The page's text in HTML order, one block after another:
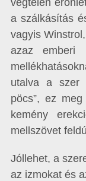
végtelen
a szálkásítás
vagyis
azaz emberi
utalva a szer
pöcs”, ez
kemény
mellszövet
Jóllehet, a
az izmokat és